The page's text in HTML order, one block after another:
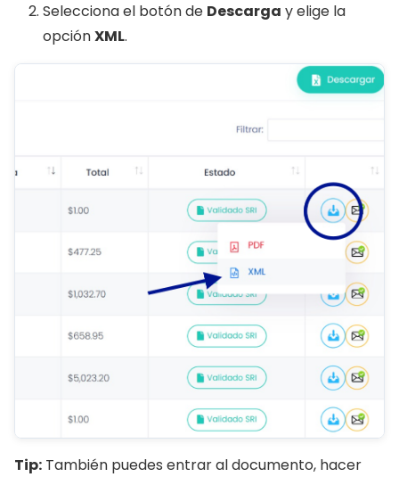
Selecciona el botón de Descarga y elige la
opciónXML.
Tip: También puedes entrar al documento, hacer